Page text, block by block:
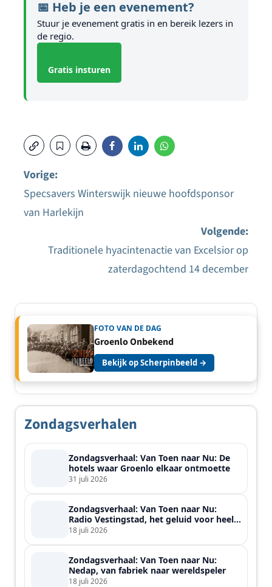
📅 Heb je een evenement?
Stuur je evenement gratis in en bereik lezers in
de regio.
Gratis insturen
Bericht
Vorige:
Specsavers Winterswijk nieuwe hoofdsponsor
van Harlekijn
Volgende:
Traditionele hyacintenactie van Excelsior op
zaterdagochtend 14 december
FOTO VAN DE DAG
Groenlo Onbekend
Bekijk op Scherpinbeeld →
Zondagsverhalen
Zondagsverhaal: Van Toen naar Nu: De
hotels waar Groenlo elkaar ontmoette
31 juli 2026
Zondagsverhaal: Van Toen naar Nu:
Radio Vestingstad, het geluid voor heel
de streek
18 juli 2026
Zondagsverhaal: Van Toen naar Nu:
Nedap, van fabriek naar wereldspeler
18 juli 2026